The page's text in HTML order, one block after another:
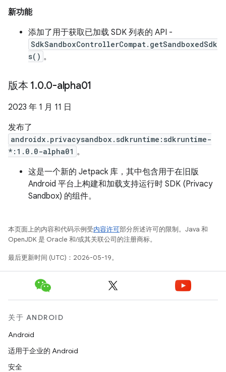
新功能
添加了用于获取已加载 SDK 列表的 API -
SdkSandboxControllerCompat.getSandboxedSdk
s() 。
版本 1.0.0-alpha01
2023 年 1 月 11 日
发布了
androidx.privacysandbox.sdkruntime:sdkruntime-
*:1.0.0-alpha01 。
这是一个新的 Jetpack 库，其中包含用于在旧版
Android 平台上构建和加载支持运行时 SDK (Privacy
Sandbox) 的组件。
本页面上的内容和代码示例受内容许可部分所述许可的限制。Java 和
OpenJDK 是 Oracle 和/或其关联公司的注册商标。
最后更新时间 (UTC)：2026-05-19。
关于 ANDROID
Android
适用于企业的 Android
安全